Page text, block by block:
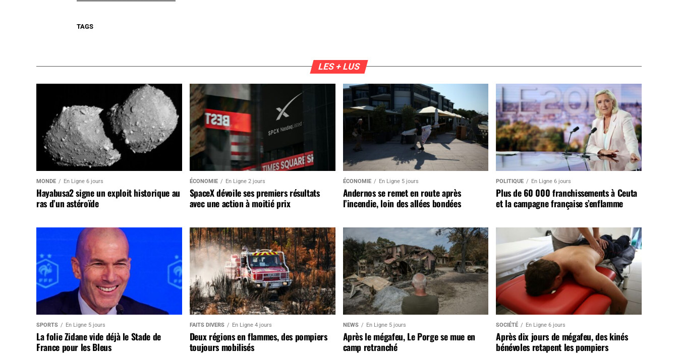
TAGS
LES + LUS
MONDE En Ligne 6 jours
Hayabusa2 signe un exploit historique au
ras d’un astéroïde
ÉCONOMIE En Ligne 2 jours
SpaceX dévoile ses premiers résultats
avec une action à moitié prix
ÉCONOMIE En Ligne 5 jours
Andernos se remet en route après
l’incendie, loin des allées bondées
POLITIQUE En Ligne 6 jours
Plus de 60 000 franchissements à Ceuta
et la campagne française s’enflamme
SPORTS En Ligne 5 jours
La folie Zidane vide déjà le Stade de
France pour les Bleus
FAITS DIVERS En Ligne 4 jours
Deux régions en flammes, des pompiers
toujours mobilisés
NEWS En Ligne 5 jours
Après le mégafeu, Le Porge se mue en
camp retranché
SOCIÉTÉ En Ligne 6 jours
Après dix jours de mégafeu, des kinés
bénévoles retapent les pompiers